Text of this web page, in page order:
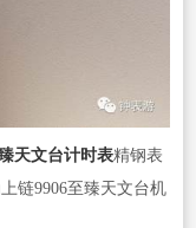
天文台计时表精钢表
链9906至臻天文台机